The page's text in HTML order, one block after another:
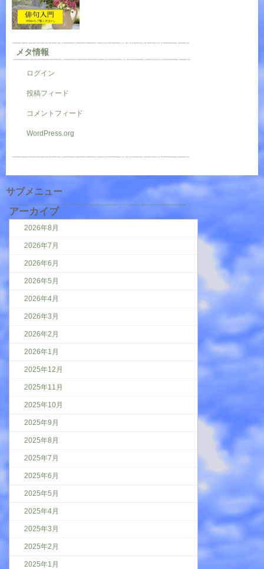
メタ情報
ログイン
投稿フィード
コメントフィード
WordPress.org
サブメニュー
アーカイブ
2026年8月
2026年7月
2026年6月
2026年5月
2026年4月
2026年3月
2026年2月
2026年1月
2025年12月
2025年11月
2025年10月
2025年9月
2025年8月
2025年7月
2025年6月
2025年5月
2025年4月
2025年3月
2025年2月
2025年1月